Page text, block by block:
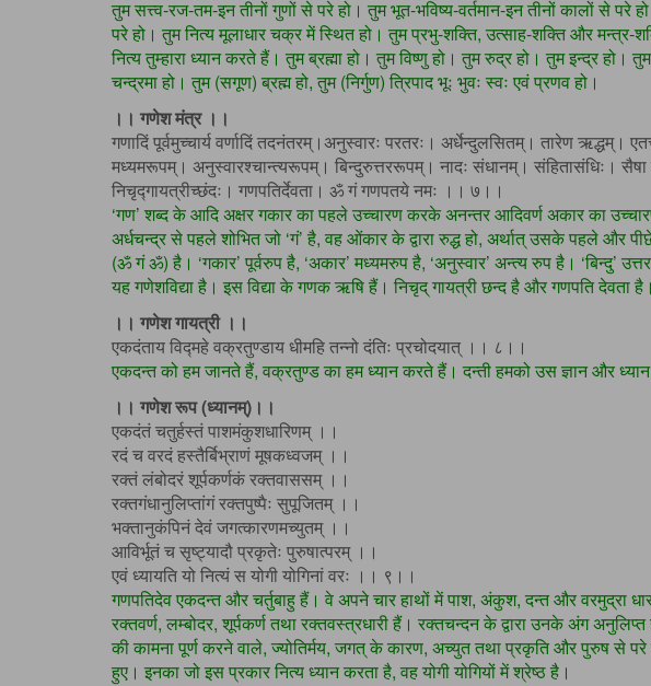
तुम सत्त्व-रज-तम-इन तीनों गुणों से परे हो। तुम भूत-भविष्य-वर्तमान-इन तीनों कालों से
परे हो। तुम नित्य मूलाधार चक्र में स्थित हो। तुम प्रभु-शक्ति, उत्साह-शक्ति और मन्त्र-
नित्य तुम्हारा ध्यान करते हैं। तुम ब्रह्मा हो। तुम विष्णु हो। तुम रुद्र हो। तुम इन्द्र हो।
चन्द्रमा हो। तुम (सगूण) ब्रह्म हो, तुम (निर्गुण) त्रिपाद भूः भुवः स्वः एवं प्रणव हो।
।। गणेश मंत्र ।।
गणादिं पूर्वमुच्चार्य वर्णादिं तदनंतरम्।अनुस्वारः परतरः। अर्धेन्दुलसितम्। तारेण ऋद्धम्।
मध्यमरूपम्। अनुस्वारश्चान्त्यरूपम्। बिन्दुरुत्तररूपम्। नादः संधानम्। संहितासंधिः।
निचृद्गायत्रीच्छंदः। गणपतिर्देवता। ॐ गं गणपतये नमः ।। ७।।
‘गण’ शब्द के आदि अक्षर गकार का पहले उच्चारण करके अनन्तर आदिवर्ण अकार का
अर्धचन्द्र से पहले शोभित जो ‘गं’ है, वह ओंकार के द्वारा रुद्ध हो, अर्थात् उसके पहले और
(ॐ गं ॐ) है। ‘गकार’ पूर्वरुप है, ‘अकार’ मध्यमरुप है, ‘अनुस्वार’ अन्त्य रुप है। ‘बिन्दु’
यह गणेशविद्या है। इस विद्या के गणक ऋषि हैं। निचृद् गायत्री छन्द है और गणपति देवता
।। गणेश गायत्री ।।
एकदंताय विद्महे वक्रतुण्डाय धीमहि तन्नो दंतिः प्रचोदयात् ।। ८।।
एकदन्त को हम जानते हैं, वक्रतुण्ड का हम ध्यान करते हैं। दन्ती हमको उस ज्ञान और
।। गणेश रूप (ध्यानम्)।।
एकदंतं चतुर्हस्तं पाशमंकुशधारिणम् ।।
रदं च वरदं हस्तैर्बिभ्राणं मूषकध्वजम् ।।
रक्तं लंबोदरं शूर्पकर्णकं रक्तवाससम् ।।
रक्तगंधानुलिप्तांगं रक्तपुष्पैः सुपूजितम् ।।
भक्तानुकंपिनं देवं जगत्कारणमच्युतम् ।।
आविर्भूतं च सृष्ट्यादौ प्रकृतेः पुरुषात्परम् ।।
एवं ध्यायति यो नित्यं स योगी योगिनां वरः ।। ९।।
गणपतिदेव एकदन्त और चर्तुबाहु हैं। वे अपने चार हाथों में पाश, अंकुश, दन्त और वरमुद्रा
रक्तवर्ण, लम्बोदर, शूर्पकर्ण तथा रक्तवस्त्रधारी हैं। रक्तचन्दन के द्वारा उनके अंग
की कामना पूर्ण करने वाले, ज्योतिर्मय, जगत् के कारण, अच्युत तथा प्रकृति और पुरुष से परे
हुए। इनका जो इस प्रकार नित्य ध्यान करता है, वह योगी योगियों में श्रेष्ठ है।